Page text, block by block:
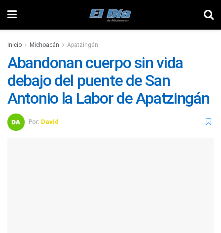
Inicio Michoacán Apatzingán
Abandonan cuerpo sin vida
debajo del puente de San
Antonio la Labor de Apatzingán
Por: David